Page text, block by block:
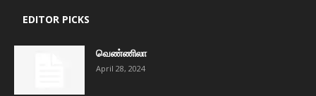
EDITOR PICKS
வெண்ணிலா
April 28, 2024